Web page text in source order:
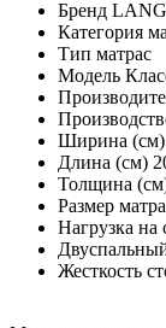
Бренд
Категория
Тип матрас
Модель
Ширина (см)
Длина (см)
Толщина
Размер
Нагрузка на
Жесткость